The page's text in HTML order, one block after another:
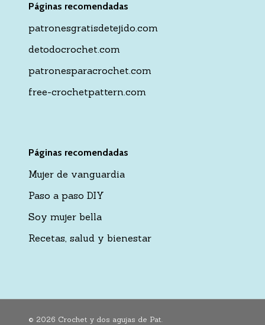
Páginas recomendadas
patronesgratisdetejido.com
detodocrochet.com
patronesparacrochet.com
free-crochetpattern.com
Páginas recomendadas
Mujer de vanguardia
Paso a paso DIY
Soy mujer bella
Recetas, salud y bienestar
© 2026 Crochet y dos agujas de Pat.